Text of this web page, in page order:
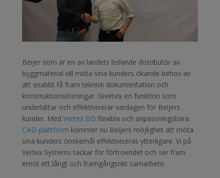
Beijer som är en av landets ledande distributör av
byggmaterial vill möta sina kunders ökande behov av
att snabbt få fram teknisk dokumentation och
konstruktionslösningar. Givetvis en funktion som
underlättar och effektiviserar vardagen för Beijers
kunder. Med Vertex BD flexibla och anpassningsbara
CAD-plattform kommer nu Beijers möjlighet att möta
sina kunders önskemål effektiviseras ytterligare. Vi på
Vertex Systems tackar för förtroendet och ser fram
emot ett långt och framgångsrikt samarbete.